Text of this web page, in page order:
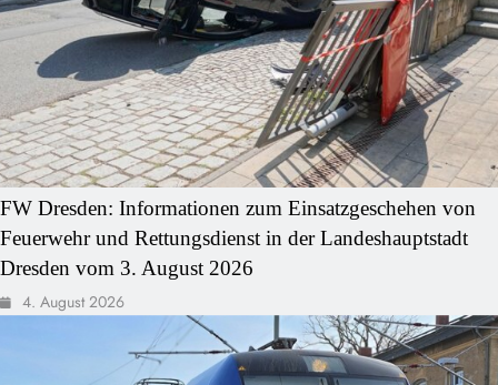
FW Dresden: Informationen zum Einsatzgeschehen von
Feuerwehr und Rettungsdienst in der Landeshauptstadt
Dresden vom 3. August 2026
4. August 2026